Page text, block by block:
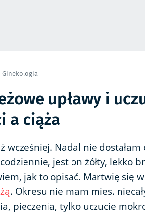
Ginekologia
upławy i
a ciąża
wcześniej. Nadal nie
jest on żółty, lekko
jak to opisać. Martwię się
. Okresu nie mam mies.
pieczenia, tylko uczucie